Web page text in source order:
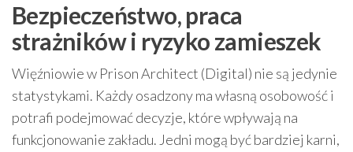
Bezpieczeństwo, praca
strażników i ryzyko zamieszek
Więźniowie w Prison Architect (Digital) nie są jedynie
statystykami. Każdy osadzony ma własną osobowość i
potrafi podejmować decyzje, które wpływają na
funkcjonowanie zakładu. Jedni mogą być bardziej karni,